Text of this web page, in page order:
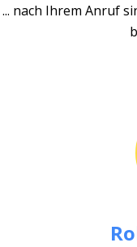
... nach Ihrem Anruf